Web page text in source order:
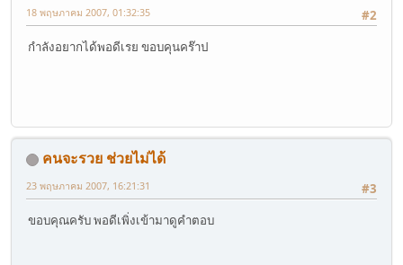
#2
18 พฤษภาคม 2007, 01:32:35
กำลังอยากได้พอดีเรย ขอบคุนคร๊าป
คนจะรวย ช่วยไม่ได้
#3
23 พฤษภาคม 2007, 16:21:31
ขอบคุณครับ พอดีเพิ่งเข้ามาดูคำตอบ